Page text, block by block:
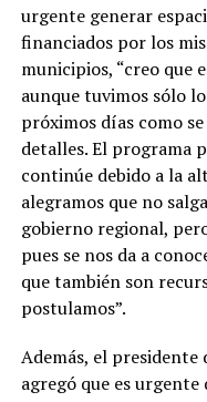
urgente generar
financiados por los
municipios, “creo que
aunque tuvimos sólo
próximos días como
detalles. El programa
continúe debido a la
alegramos que no
gobierno regional,
pues se nos da a
que también son
postulamos”.
Además, el presidente
agregó que es